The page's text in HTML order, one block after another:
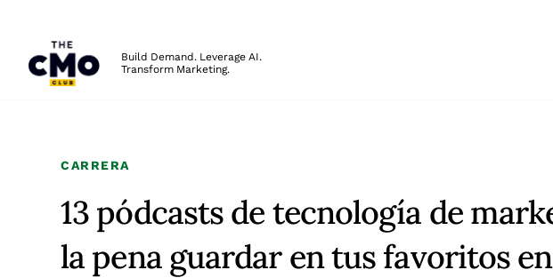
Build Demand. Leverage AI.
Transform Marketing.
CARRERA
13 pódcasts de tecnología de
la pena guardar en tus favoritos